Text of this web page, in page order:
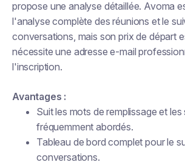
propose une analyse détaillée. Avoma
l'analyse complète des réunions et le
conversations, mais son prix de départ
nécessite une adresse e-mail
l'inscription.
Avantages :
Suit les mots de remplissage et les
fréquemment abordés.
Tableau de bord complet pour le
conversations.